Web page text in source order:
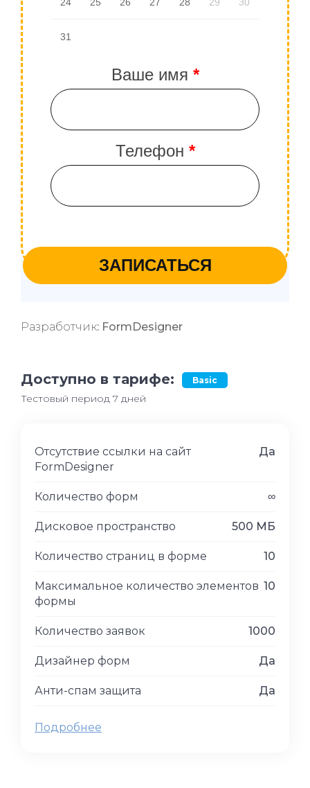
Разработчик: FormDesigner
Доступно в тарифе: Basic
Тестовый период 7 дней
Отсутствие ссылки на сайт
FormDesigner
Да
Количество форм ∞
Дисковое пространство 500 МБ
Количество страниц в форме 10
Максимальное количество элементов
формы
10
Количество заявок 1000
Дизайнер форм Да
Анти-спам защита Да
Подробнее